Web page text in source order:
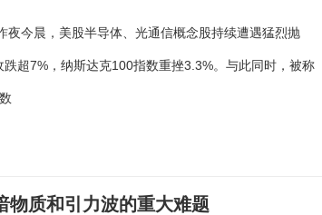
夜今晨，美股半导体、光通信概念股持续遭遇猛烈抛
超7%，纳斯达克100指数重挫3.3%。与此同时，被称
物质和引力波的重大难题